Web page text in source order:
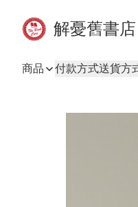
解憂舊書
商品 付款方式送貨方